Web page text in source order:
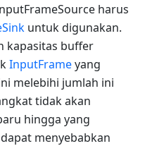
harus
untuk digunakan.
kapasitas buffer
InputFrameyang
melebihi jumlah ini
tidak akan
hingga yang
menyebabkan